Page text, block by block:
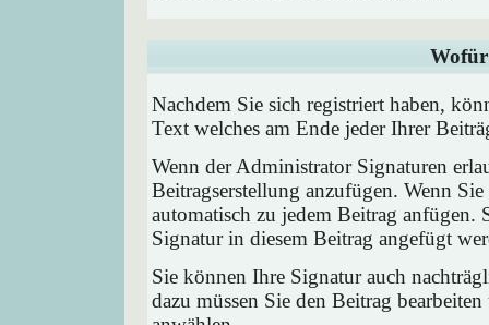
Nachdem Sie sich registriert haben,
Text welches am Ende jeder Ihrer
Wenn der Administrator Signaturen
Beitragserstellung anzufügen. Wenn
automatisch zu jedem Beitrag
Signatur in diesem Beitrag angefügt
Sie können Ihre Signatur auch
dazu müssen Sie den Beitrag